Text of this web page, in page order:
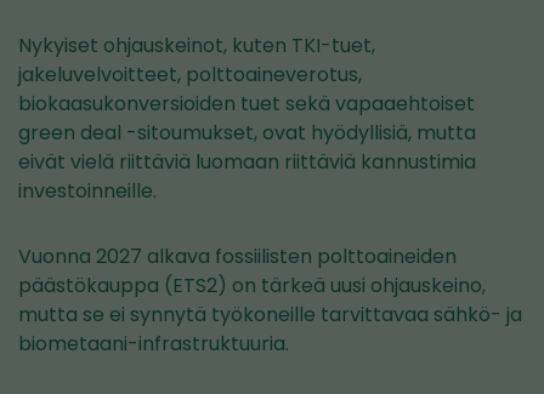
Nykyiset ohjauskeinot, kuten TKI-tuet,
jakeluvelvoitteet, polttoaineverotus,
biokaasukonversioiden tuet sekä vapaaehtoiset
green deal -sitoumukset, ovat hyödyllisiä, mutta
eivät vielä riittäviä luomaan riittäviä kannustimia
investoinneille.
Vuonna 2027 alkava fossiilisten polttoaineiden
päästökauppa (ETS2) on tärkeä uusi ohjauskeino,
mutta se ei synnytä työkoneille tarvittavaa sähkö- ja
biometaani-infrastruktuuria.